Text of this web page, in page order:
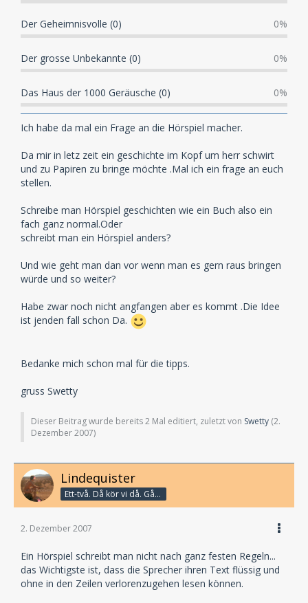
Der Geheimnisvolle (0) 0%
Der grosse Unbekannte (0) 0%
Das Haus der 1000 Geräusche (0) 0%
Ich habe da mal ein Frage an die Hörspiel macher.
Da mir in letz zeit ein geschichte im Kopf um herr schwirt
und zu Papiren zu bringe möchte .Mal ich ein frage an euch
stellen.
Schreibe man Hörspiel geschichten wie ein Buch also ein
fach ganz normal.Oder
schreibt man ein Hörspiel anders?
Und wie geht man dan vor wenn man es gern raus bringen
würde und so weiter?
Habe zwar noch nicht angfangen aber es kommt .Die Idee
ist jenden fall schon Da.
Bedanke mich schon mal für die tipps.
gruss Swetty
Dieser Beitrag wurde bereits 2 Mal editiert, zuletzt von Swetty (2.
Dezember 2007)
Lindequister
Ett-två. Då kör vi då. Går bandet?
2. Dezember 2007
Ein Hörspiel schreibt man nicht nach ganz festen Regeln...
das Wichtigste ist, dass die Sprecher ihren Text flüssig und
ohne in den Zeilen verlorenzugehen lesen können.